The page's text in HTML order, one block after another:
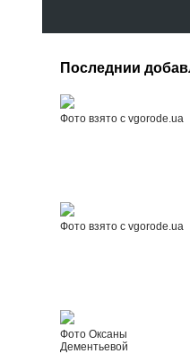
Последнии
Фото взято с vgorode.ua
Фото взято с vgorode.ua
Фото Оксаны
Дементьевой